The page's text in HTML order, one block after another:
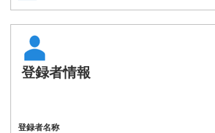
登録者情報
登録者名称